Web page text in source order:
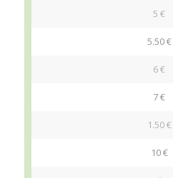
5 €
5.50 €
6 €
7 €
1.50 €
10 €